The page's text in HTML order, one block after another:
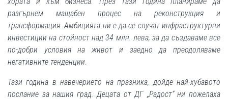
разгърнем мащабен процес на реконструкция и
трансформация. Амбицията ни е да се случат инфраструктурни
инвестиции на стойност над 34 млн. лева, за да създаваме все
по-добри условия на живот и заедно да преодоляваме
негативните тенденции.
Тази година в навечерието на празника, дойде най-хубавото
послание за нашия град. Децата от ДГ „Радост“ ни пожелаха